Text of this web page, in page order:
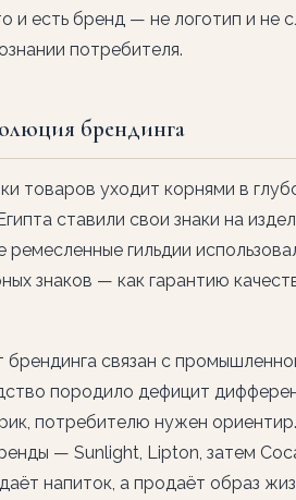
и есть бренд — не логотип и не
потребителя.
брендинга
товаров уходит корнями в
ставили свои знаки на
ремесленные гильдии
знаков — как гарантию
связан с
породило дефицит
потребителю нужен
— Sunlight, Lipton, затем
напиток, а продаёт образ